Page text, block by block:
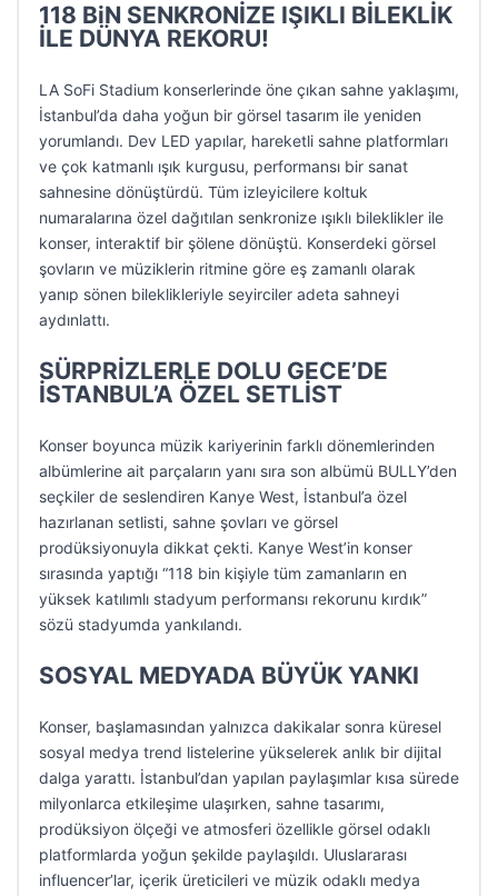
118 BiN SENKRONİZE IŞIKLI BİLEKLİK
İLE DÜNYA REKORU!
LA SoFi Stadium konserlerinde öne çıkan sahne yaklaşımı,
İstanbul’da daha yoğun bir görsel tasarım ile yeniden
yorumlandı. Dev LED yapılar, hareketli sahne platformları
ve çok katmanlı ışık kurgusu, performansı bir sanat
sahnesine dönüştürdü. Tüm izleyicilere koltuk
numaralarına özel dağıtılan senkronize ışıklı bileklikler ile
konser, interaktif bir şölene dönüştü. Konserdeki görsel
şovların ve müziklerin ritmine göre eş zamanlı olarak
yanıp sönen bileklikleriyle seyirciler adeta sahneyi
aydınlattı.
SÜRPRİZLERLE DOLU GECE’DE
İSTANBUL’A ÖZEL SETLİST
Konser boyunca müzik kariyerinin farklı dönemlerinden
albümlerine ait parçaların yanı sıra son albümü BULLY’den
seçkiler de seslendiren Kanye West, İstanbul’a özel
hazırlanan setlisti, sahne şovları ve görsel
prodüksiyonuyla dikkat çekti. Kanye West’in konser
sırasında yaptığı “118 bin kişiyle tüm zamanların en
yüksek katılımlı stadyum performansı rekorunu kırdık”
sözü stadyumda yankılandı.
SOSYAL MEDYADA BÜYÜK YANKI
Konser, başlamasından yalnızca dakikalar sonra küresel
sosyal medya trend listelerine yükselerek anlık bir dijital
dalga yarattı. İstanbul’dan yapılan paylaşımlar kısa sürede
milyonlarca etkileşime ulaşırken, sahne tasarımı,
prodüksiyon ölçeği ve atmosferi özellikle görsel odaklı
platformlarda yoğun şekilde paylaşıldı. Uluslararası
influencer’lar, içerik üreticileri ve müzik odaklı medya